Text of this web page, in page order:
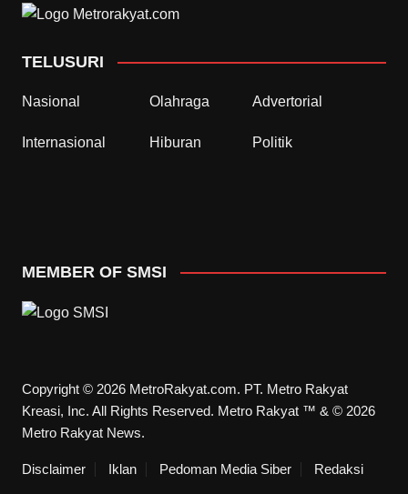
TELUSURI
Nasional Olahraga Advertorial
Internasional Hiburan Politik
MEMBER OF SMSI
Copyright © 2026 MetroRakyat.com. PT. Metro Rakyat
Kreasi, Inc. All Rights Reserved. Metro Rakyat ™ & © 2026
Metro Rakyat News.
Disclaimer Iklan Pedoman Media Siber Redaksi